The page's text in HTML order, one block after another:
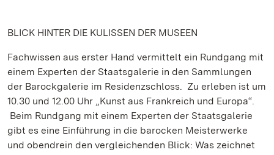
BLICK HINTER DIE KULISSEN DER MUSEEN
Fachwissen aus erster Hand vermittelt ein Rundgang mit
einem Experten der Staatsgalerie in den Sammlungen
der Barockgalerie im Residenzschloss. Zu erleben ist um
10.30 und 12.00 Uhr „Kunst aus Frankreich und Europa“.
Beim Rundgang mit einem Experten der Staatsgalerie
gibt es eine Einführung in die barocken Meisterwerke
und obendrein den vergleichenden Blick: Was zeichnet